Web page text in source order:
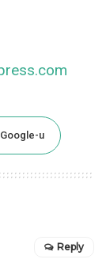
u
Reply